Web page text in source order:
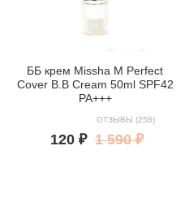
ББ крем Missha M Perfect
Cover B.B Cream 50ml SPF42
PA+++
ОТЗЫВЫ (258)
120 ₽ 1 590 ₽